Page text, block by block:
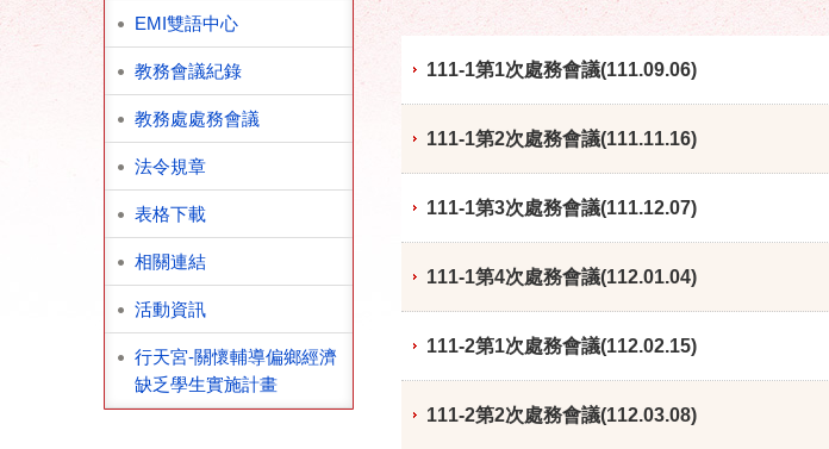
EMI雙語中心
教務會議紀錄
教務處處務會議
法令規章
表格下載
相關連結
活動資訊
行天宮-關懷輔導偏鄉經濟
缺乏學生實施計畫
111-1第1次處務會議(111.09.06)
111-1第2次處務會議(111.11.16)
111-1第3次處務會議(111.12.07)
111-1第4次處務會議(112.01.04)
111-2第1次處務會議(112.02.15)
111-2第2次處務會議(112.03.08)